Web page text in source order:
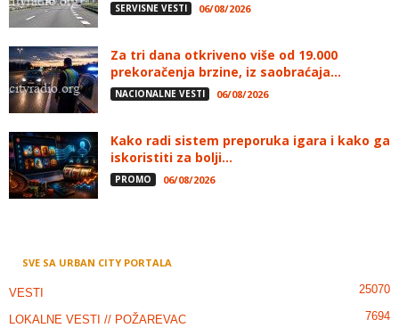
SERVISNE VESTI 06/08/2026
Za tri dana otkriveno više od 19.000
prekoračenja brzine, iz saobraćaja...
NACIONALNE VESTI 06/08/2026
Kako radi sistem preporuka igara i kako ga
iskoristiti za bolji...
PROMO 06/08/2026
SVE SA URBAN CITY PORTALA
VESTI 25070
LOKALNE VESTI // POŽAREVAC 7694